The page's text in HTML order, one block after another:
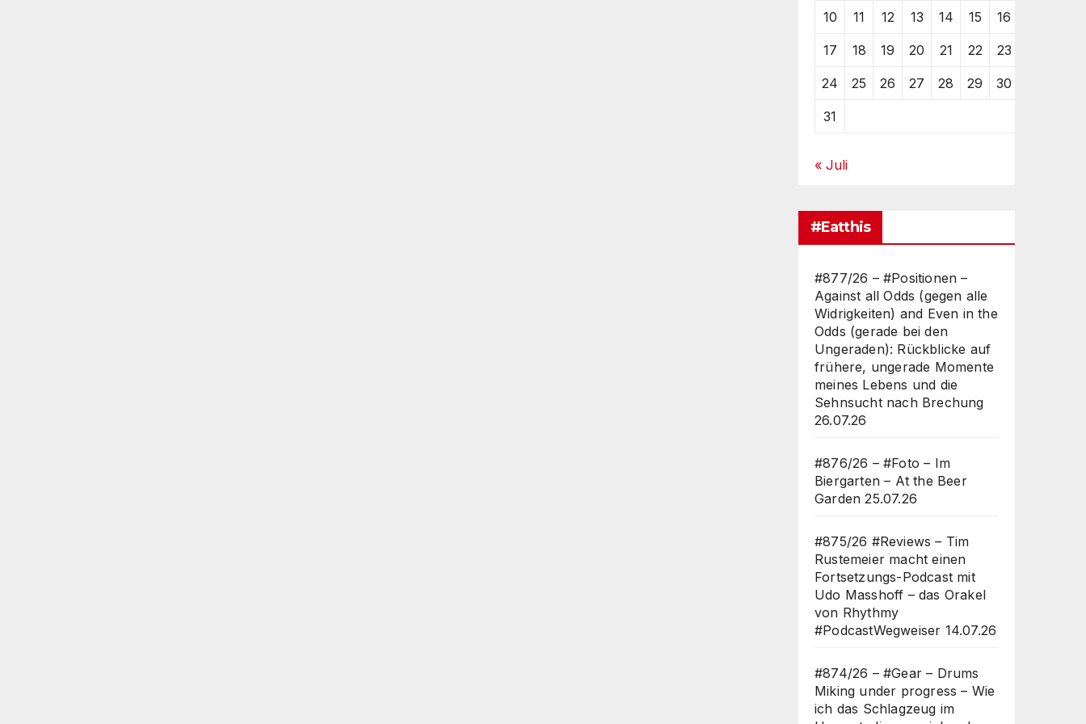
10 11 12 13 14 15 16
17 18 19 20 21 22 23
24 25 26 27 28 29 30
31
« Juli
#Eatthis
#877/26 – #Positionen –
Against all Odds (gegen alle
Widrigkeiten) and Even in the
Odds (gerade bei den
Ungeraden): Rückblicke auf
frühere, ungerade Momente
meines Lebens und die
Sehnsucht nach Brechung
26.07.26
#876/26 – #Foto – Im
Biergarten – At the Beer
Garden 25.07.26
#875/26 #Reviews – Tim
Rustemeier macht einen
Fortsetzungs-Podcast mit
Udo Masshoff – das Orakel
von Rhythmy
#PodcastWegweiser 14.07.26
#874/26 – #Gear – Drums
Miking under progress – Wie
ich das Schlagzeug im